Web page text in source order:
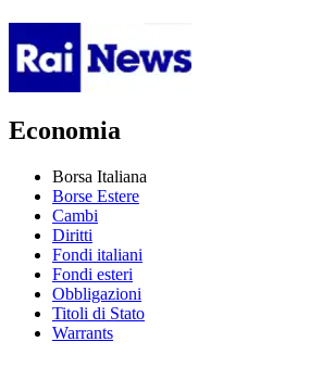
Economia
Borsa Italiana
Borse Estere
Cambi
Diritti
Fondi italiani
Fondi esteri
Obbligazioni
Titoli di Stato
Warrants